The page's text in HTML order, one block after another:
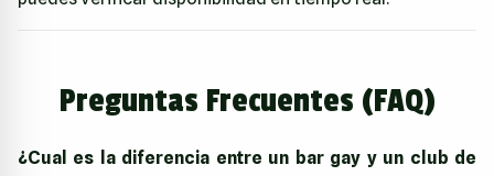
Preguntas Frecuentes (FAQ)
¿Cual es la diferencia entre un bar gay y un club de